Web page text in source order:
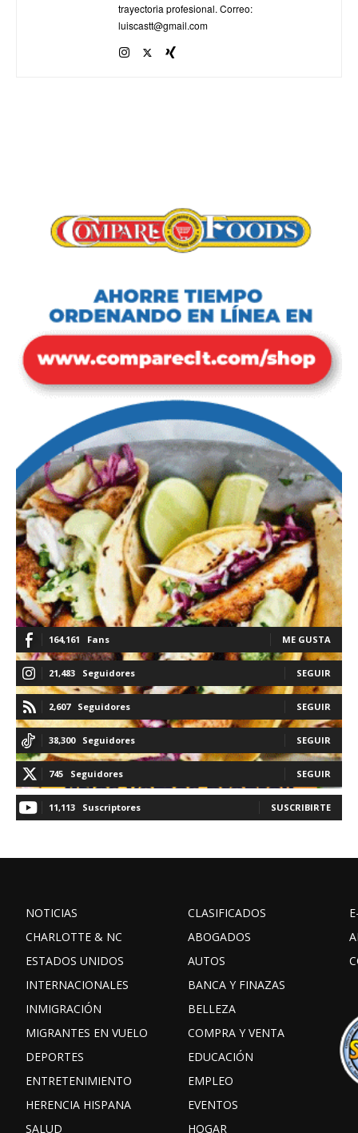
trayectoria profesional. Correo:
luiscastt@gmail.com
164,161 Fans ME GUSTA
21,483 Seguidores SEGUIR
2,607 Seguidores SEGUIR
38,300 Seguidores SEGUIR
745 Seguidores SEGUIR
11,113 Suscriptores SUSCRIBIRTE
NOTICIAS
CHARLOTTE & NC
ESTADOS UNIDOS
INTERNACIONALES
INMIGRACIÓN
MIGRANTES EN VUELO
DEPORTES
ENTRETENIMIENTO
HERENCIA HISPANA
SALUD
CLASIFICADOS
ABOGADOS
AUTOS
BANCA Y FINAZAS
BELLEZA
COMPRA Y VENTA
EDUCACIÓN
EMPLEO
EVENTOS
HOGAR